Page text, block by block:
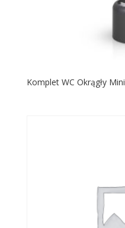
Komplet WC Okrągły Mini